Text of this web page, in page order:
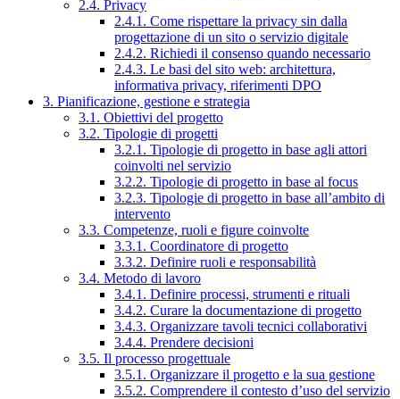
2.4. Privacy
2.4.1. Come rispettare la privacy sin dalla
progettazione di un sito o servizio digitale
2.4.2. Richiedi il consenso quando necessario
2.4.3. Le basi del sito web: architettura,
informativa privacy, riferimenti DPO
3. Pianificazione, gestione e strategia
3.1. Obiettivi del progetto
3.2. Tipologie di progetti
3.2.1. Tipologie di progetto in base agli attori
coinvolti nel servizio
3.2.2. Tipologie di progetto in base al focus
3.2.3. Tipologie di progetto in base all’ambito di
intervento
3.3. Competenze, ruoli e figure coinvolte
3.3.1. Coordinatore di progetto
3.3.2. Definire ruoli e responsabilità
3.4. Metodo di lavoro
3.4.1. Definire processi, strumenti e rituali
3.4.2. Curare la documentazione di progetto
3.4.3. Organizzare tavoli tecnici collaborativi
3.4.4. Prendere decisioni
3.5. Il processo progettuale
3.5.1. Organizzare il progetto e la sua gestione
3.5.2. Comprendere il contesto d’uso del servizio